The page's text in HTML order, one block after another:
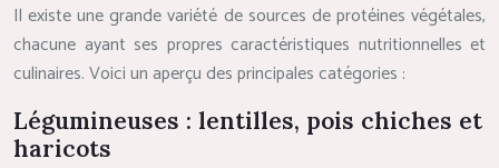
Il existe une grande variété de sources de protéines végétales,
chacune ayant ses propres caractéristiques nutritionnelles et
culinaires. Voici un aperçu des principales catégories :
Légumineuses : lentilles, pois chiches et
haricots